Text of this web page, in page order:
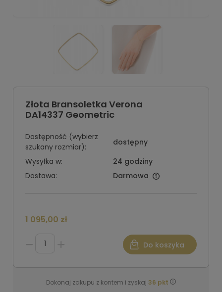
Złota Bransoletka Verona
DA14337 Geometric
Dostępność (wybierz
szukany rozmiar):
dostępny
Wysyłka w:
24 godziny
Dostawa:
Darmowa
1 095,00 zł
Do koszyka
Dokonaj zakupu z kontem i zyskaj 36 pkt